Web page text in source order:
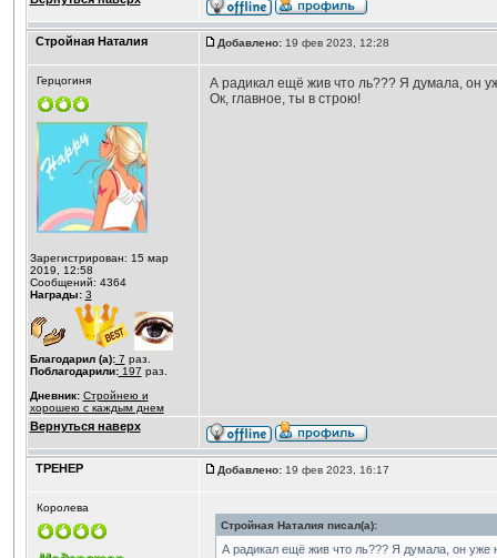
Стройная Наталия Добавлено:19 фев 2023, 12:28
Герцогиня
Зарегистрирован: 15 мар
2019, 12:58
Сообщений: 4364
Награды: 3
Благодарил (а):7 раз.
Поблагодарили:197 раз.
Дневник: Стройнею и
хорошею с каждым днем
А радикал ещё жив что ль??? Я думала, он
Ок, главное, ты в строю!
Вернуться наверх
ТРЕНЕР Добавлено:19 фев 2023, 16:17
Королева
Стройная Наталия писал(а):
А радикал ещё жив что ль??? Я думала, он уже